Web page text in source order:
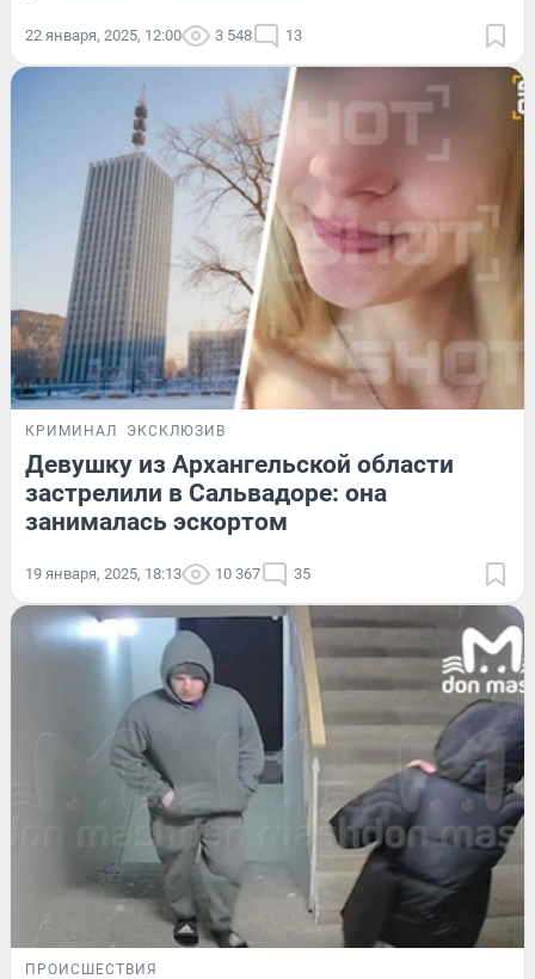
22 января, 2025, 12:00 3 548 13
КРИМИНАЛ ЭКСКЛЮЗИВ
Девушку из Архангельской области
застрелили в Сальвадоре: она
занималась эскортом
19 января, 2025, 18:13 10 367 35
ПРОИСШЕСТВИЯ